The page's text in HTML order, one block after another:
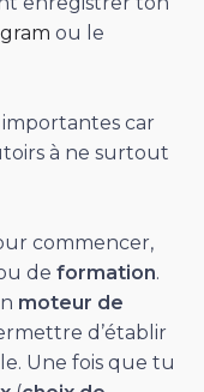
ou le
car
à ne surtout
commencer,
de formation.
moteur de
d’établir
Une fois que tu